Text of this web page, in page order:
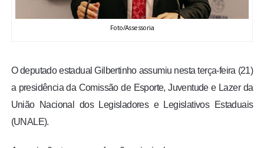
FOTOS
Foto/Assessoria
O deputado estadual Gilbertinho assumiu nesta terça-feira (21)
a presidência da Comissão de Esporte, Juventude e Lazer da
União Nacional dos Legisladores e Legislativos Estaduais
(UNALE).